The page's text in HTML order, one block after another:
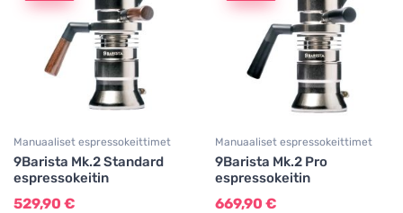
Manuaaliset espressokeittimet
9Barista Mk.2 Standard
espressokeitin
529,90 €
Manuaaliset espressokeittimet
9Barista Mk.2 Pro
espressokeitin
669,90 €